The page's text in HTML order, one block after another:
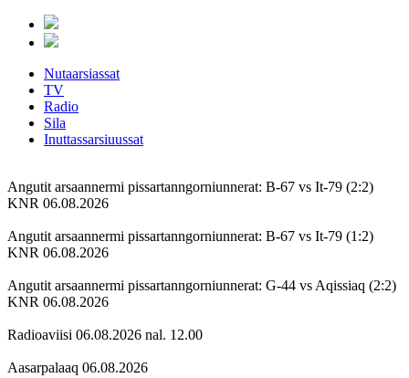
Nutaarsiassat
TV
Radio
Sila
Inuttassarsiuussat
Angutit arsaannermi pissartanngorniunnerat: B-67 vs It-79 (2:2)
KNR 06.08.2026
Angutit arsaannermi pissartanngorniunnerat: B-67 vs It-79 (1:2)
KNR 06.08.2026
Angutit arsaannermi pissartanngorniunnerat: G-44 vs Aqissiaq (2:2)
KNR 06.08.2026
Radioaviisi 06.08.2026 nal. 12.00
Aasarpalaaq 06.08.2026